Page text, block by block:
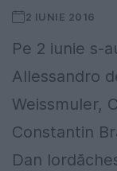
2 IUNIE 2016
Pe 2 iunie s-
Allessandro
Weissmuler,
Constantin
Dan